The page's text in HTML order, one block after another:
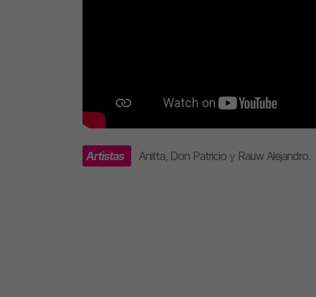
Artistas Anitta, Don Patricio y Rauw Alejandro.